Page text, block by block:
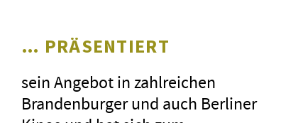
… PRÄSENTIERT
sein Angebot in zahlreichen
Brandenburger und auch Berliner